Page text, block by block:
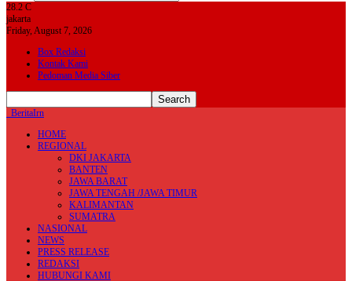
28.2 C
jakarta
Friday, August 7, 2026
Box Redaksi
Kontak Kami
Pedoman Media Siber
BeritaIrn
HOME
REGIONAL
DKI JAKARTA
BANTEN
JAWA BARAT
JAWA TENGAH /JAWA TIMUR
KALIMANTAN
SUMATRA
NASIONAL
NEWS
PRESS RELEASE
REDAKSI
HUBUNGI KAMI